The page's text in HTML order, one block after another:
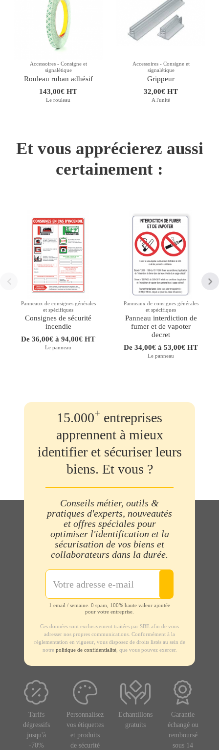
Accessoires - Consigne et
signalétique
Rouleau ruban adhésif
143,00€ HT
Le rouleau
Accessoires - Consigne et
signalétique
Grippeur
32,00€ HT
A l'unité
Et vous apprécierez aussi
certainement :
Panneaux de consignes générales
et spécifiques
Consignes de sécurité
incendie
De 36,00€ à 94,00€ HT
Le panneau
Panneaux de consignes générales
et spécifiques
Panneau interdiction de
fumer et de vapoter
decret
De 34,00€ à 53,00€ HT
Le panneau
15.000+ entreprises
apprennent à mieux
identifier et sécuriser leurs
biens. Et vous ?
Conseils métier, outils &
pratiques d'experts, nouveautés
et offres spéciales pour
optimiser l'identification et la
sécurisation de vos biens et
collaborateurs dans la durée.
1 email / semaine. 0 spam, 100% haute valeur ajoutée
pour votre entreprise.
Ces données sont exclusivement traitées par SBE afin de vous
adresser nos propres communications. Conformément à la
règlementation en vigueur, vous disposez de droits listés au sein de
notre politique de confidentialité, que vous pouvez exercer.
Tarifs
dégressifs
jusqu'à
-70%
Personnalisez
vos étiquettes
et produits
de sécurité
Echantillons
gratuits
Garantie
échangé ou
remboursé
sous 14